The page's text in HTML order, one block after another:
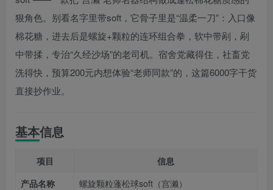
狠角色。别看名字里带soft，它骨子里是“温柔一刀”：入口像
棉花糖，进去后是螺旋+颗粒的连环组合拳，软中带剐，剐
中带揉，专治“久经沙场”的老司机。宿舍党藏得住，社畜党
洗得快，预算200元内想体验“老师同款”的，这篇6000字干货
直接抄作业。
基本信息
项目
信息
产品名称
螺旋颗粒蓬松球soft（宫濑）